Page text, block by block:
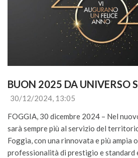
BUON 2025 DA UNIVERSO
30/12/2024, 13:05
FOGGIA, 30 dicembre 2024 – Nel
sarà sempre più al servizio del
Foggia, con una rinnovata e più ampia
professionalità di prestigio e standard